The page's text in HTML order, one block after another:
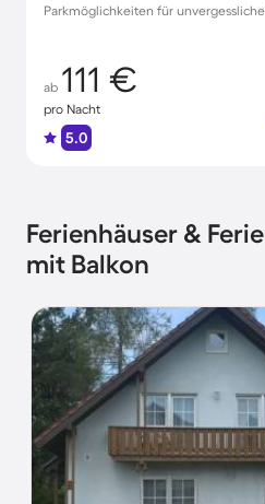
Parkmöglichkeiten für
ab 111 €
pro Nacht
5.0
Ferienhäuser &
mit Balkon